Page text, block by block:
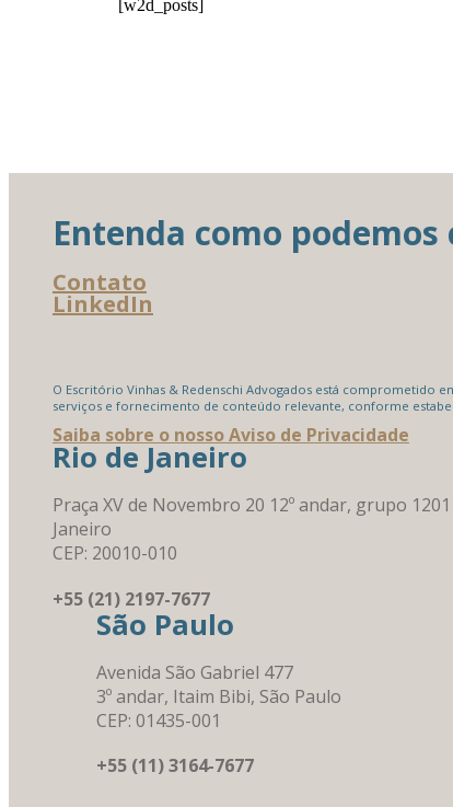
[w2d_posts]
Entenda como
Contato
LinkedIn
O Escritório Vinhas & Redenschi Advogados está comprometido
serviços e fornecimento de conteúdo relevante, conforme
Saiba sobre o nosso Aviso de Privacidade
Rio de Janeiro
Praça XV de Novembro 20 12º andar, grupo
Janeiro
CEP: 20010-010
+55 (21) 2197-7677
São Paulo
Avenida São Gabriel 477
3º andar, Itaim Bibi, São Paulo
CEP: 01435-001
+55 (11) 3164-7677